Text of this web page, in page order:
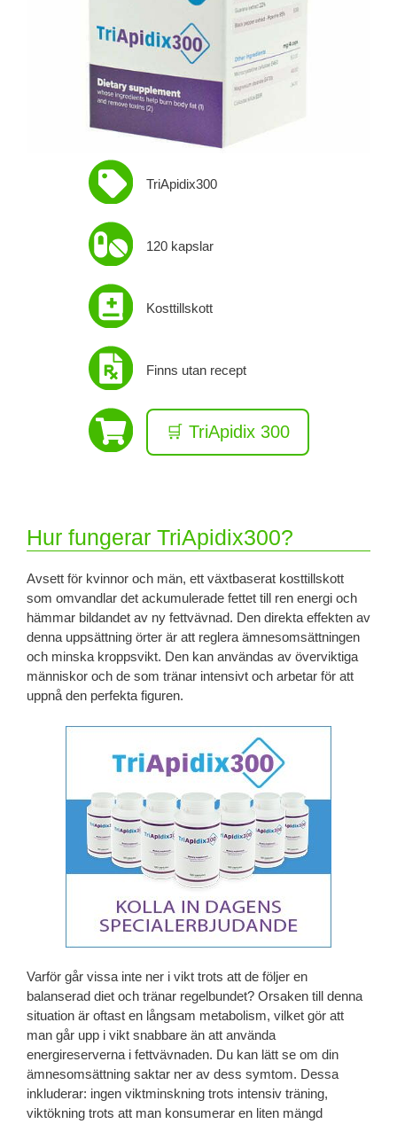
TriApidix300
120 kapslar
Kosttillskott
Finns utan recept
🛒 TriApidix 300
Hur fungerar TriApidix300?
Avsett för kvinnor och män, ett växtbaserat kosttillskott
som omvandlar det ackumulerade fettet till ren energi och
hämmar bildandet av ny fettvävnad. Den direkta effekten av
denna uppsättning örter är att reglera ämnesomsättningen
och minska kroppsvikt. Den kan användas av överviktiga
människor och de som tränar intensivt och arbetar för att
uppnå den perfekta figuren.
Varför går vissa inte ner i vikt trots att de följer en
balanserad diet och tränar regelbundet? Orsaken till denna
situation är oftast en långsam metabolism, vilket gör att
man går upp i vikt snabbare än att använda
energireserverna i fettvävnaden. Du kan lätt se om din
ämnesomsättning saktar ner av dess symtom. Dessa
inkluderar: ingen viktminskning trots intensiv träning,
viktökning trots att man konsumerar en liten mängd